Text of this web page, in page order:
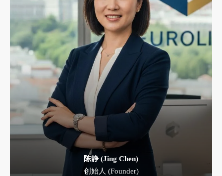
陈静 (Jing Chen)
创始人 (Founder)